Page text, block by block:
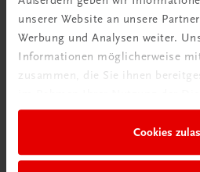
unserer Website an unsere
Werbung und Analysen weiter.
Informationen möglicherweise
zusammen, die Sie ihnen
Cookies